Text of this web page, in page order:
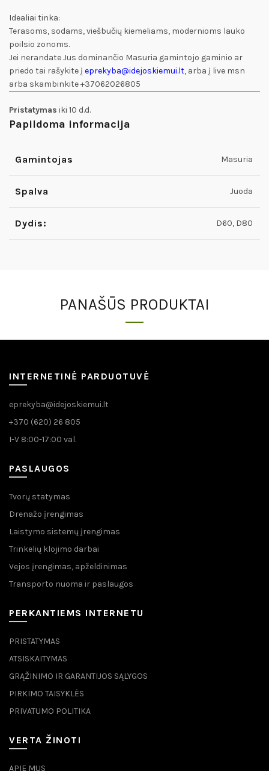
Idealiai tinka:
Terasoms, sodams, viešbučių kiemeliams, modernioms lauko
poilsio zonoms.
Jei nerandate Jus dominančio Masuria gamintojo gaminio ar
priedo tai rašykite į eprekyba@idejoskiemui.lt, arba į live msn
arba skambinkite +37062026805
Pristatymas iki 10 d.d.
Papildoma informacija
Gamintojas Masuria
Spalva Juoda
Dydis: D60, D80
PANAŠŪS PRODUKTAI
INTERNETINĖ PARDUOTUVĖ
eprekyba@idejoskiemui.lt
+370 (620) 26 805
I-V 8:00-17:00 val.
PASLAUGOS
Tvorų statymas
Drenažo įrengimas
Laistymo sistemų įrengimas
Trinkelių klojimo darbai
Vejos įrengimas, apželdinimas
Transporto nuoma ir paslaugos
PERKANTIEMS INTERNETU
PRISTATYMAS
ATSISKAITYMAS
GRĄŽINIMO IR GARANTIJOS SĄLYGOS
PIRKIMO TAISYKLĖS
PRIVATUMO POLITIKA
VERTA ŽINOTI
APIE MUS